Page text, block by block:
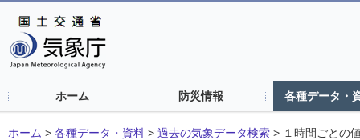
ホーム 防災情報 各種データ・
ホーム > 各種データ・資料 > 過去の気象データ検索 > １時間ごとの